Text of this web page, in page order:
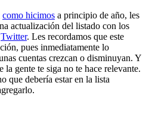
como hicimos a principio de año, les
actualización del listado con los
Twitter. Les recordamos que este
pues inmediatamente lo
cuentas crezcan o disminuyan. Y
la gente te siga no te hace relevante.
que debería estar en la lista